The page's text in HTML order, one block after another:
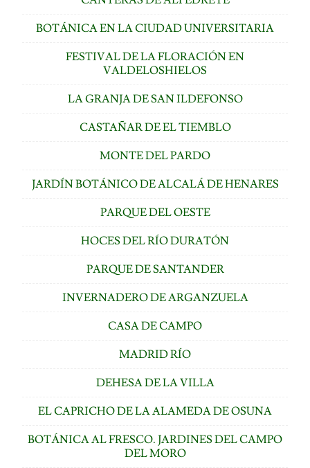
BOTÁNICA EN LA CIUDAD UNIVERSITARIA
FESTIVAL DE LA FLORACIÓN EN
VALDELOSHIELOS
LA GRANJA DE SAN ILDEFONSO
CASTAÑAR DE EL TIEMBLO
MONTE DEL PARDO
JARDÍN BOTÁNICO DE ALCALÁ DE HENARES
PARQUE DEL OESTE
HOCES DEL RÍO DURATÓN
PARQUE DE SANTANDER
INVERNADERO DE ARGANZUELA
CASA DE CAMPO
MADRID RÍO
DEHESA DE LA VILLA
EL CAPRICHO DE LA ALAMEDA DE OSUNA
BOTÁNICA AL FRESCO. JARDINES DEL CAMPO
DEL MORO